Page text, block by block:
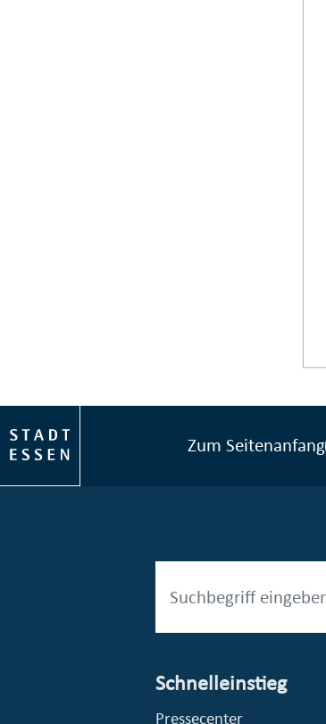
Zum Seitenanfang
Schnelleinstieg
Pressecenter
© Stadt Essen, Presse- und Kommunikationsamt